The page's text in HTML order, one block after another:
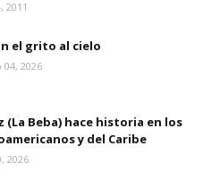
2011
el grito al cielo
2026
(La Beba) hace historia en los
y del Caribe
2026